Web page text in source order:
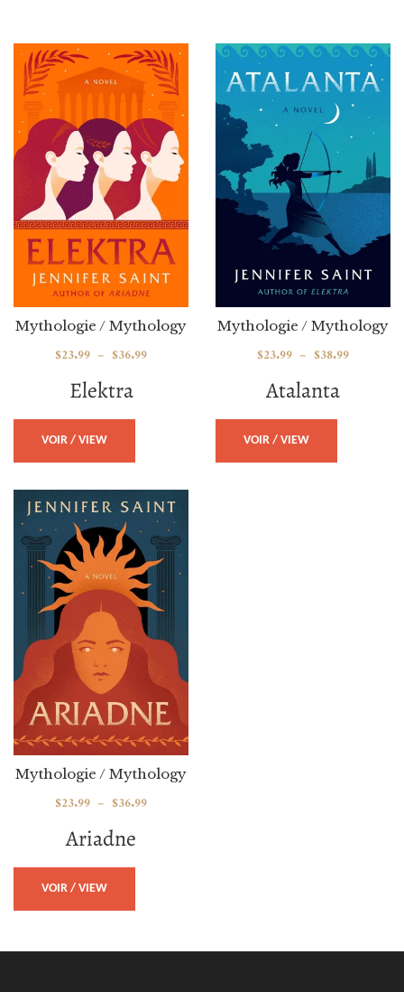
Elektra
Mythologie / Mythology
$23.99 – $36.99
VOIR / VIEW
Atalanta
Mythologie / Mythology
$23.99 – $38.99
VOIR / VIEW
Ariadne
Mythologie / Mythology
$23.99 – $36.99
VOIR / VIEW